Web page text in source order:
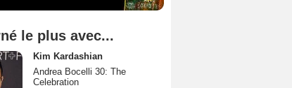
le plus avec...
Kim Kardashian
Andrea Bocelli 30: The
Celebration